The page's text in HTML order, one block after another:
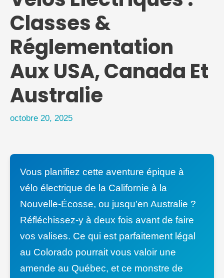
Classes &
Réglementation
Aux USA, Canada Et
Australie
octobre 20, 2025
Vous planifiez cette aventure épique à
vélo électrique de la Californie à la
Nouvelle-Écosse, ou jusqu’en Australie ?
Réfléchissez-y à deux fois avant de faire
vos valises. Ce qui est parfaitement légal
au Colorado pourrait vous valoir une
amende au Québec, et ce monstre de